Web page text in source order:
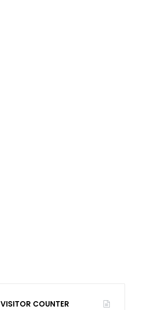
VISITOR COUNTER